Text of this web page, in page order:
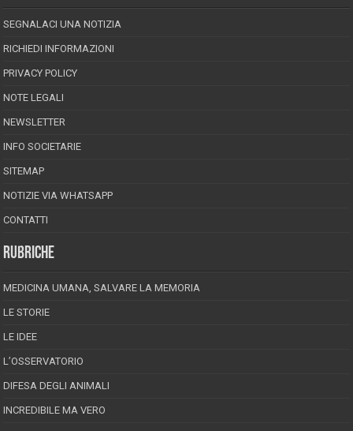
SEGNALACI UNA NOTIZIA
RICHIEDI INFORMAZIONI
PRIVACY POLICY
NOTE LEGALI
NEWSLETTER
INFO SOCIETARIE
SITEMAP
NOTIZIE VIA WHATSAPP
CONTATTI
RUBRICHE
MEDICINA UMANA, SALVARE LA MEMORIA
LE STORIE
LE IDEE
L’OSSERVATORIO
DIFESA DEGLI ANIMALI
INCREDIBILE MA VERO